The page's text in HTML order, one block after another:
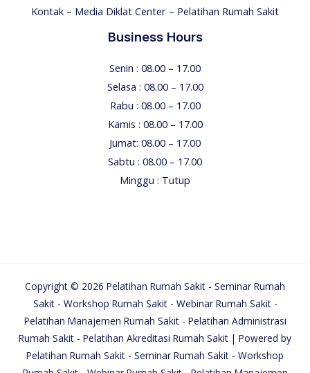
Kontak – Media Diklat Center – Pelatihan Rumah Sakit
Business Hours
Senin : 08.00 – 17.00
Selasa : 08.00 – 17.00
Rabu : 08.00 – 17.00
Kamis : 08.00 – 17.00
Jumat: 08.00 – 17.00
Sabtu : 08.00 – 17.00
Minggu : Tutup
Copyright © 2026 Pelatihan Rumah Sakit - Seminar Rumah
Sakit - Workshop Rumah Sakit - Webinar Rumah Sakit -
Pelatihan Manajemen Rumah Sakit - Pelatihan Administrasi
Rumah Sakit - Pelatihan Akreditasi Rumah Sakit | Powered by
Pelatihan Rumah Sakit - Seminar Rumah Sakit - Workshop